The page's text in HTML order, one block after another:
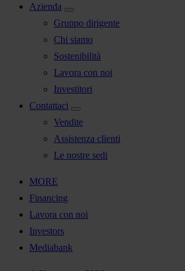
Azienda
Gruppo dirigente
Chi siamo
Sostenibilità
Lavora con noi
Investitori
Contattaci
Vendite
Assistenza clienti
Le nostre sedi
MORE
Financing
Lavora con noi
Investors
Mediabank